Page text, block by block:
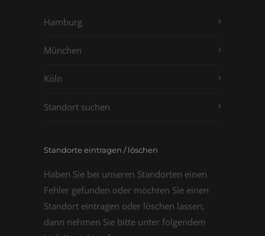
Hamburg
München
Köln
Standort suchen
Standorte eintragen / löschen
Haben Sie bei unseren Standorten einen
Fehler gefunden oder möchten Sie einen
Standort eintragen oder löschen lassen,
dann nehmen Sie bitte unter folgendem